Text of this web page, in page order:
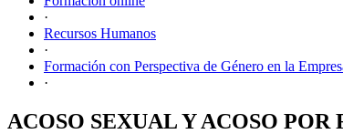
·
Recursos Humanos
·
Formación con Perspectiva de Género en la
·
ACOSO SEXUAL Y ACOSO